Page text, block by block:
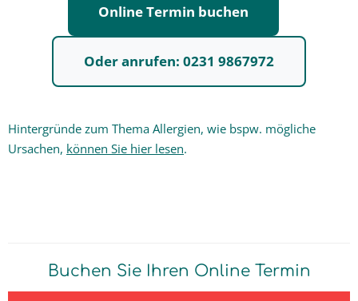
Online Termin buchen
Oder anrufen: 0231 9867972
Hintergründe zum Thema Allergien, wie bspw. mögliche
Ursachen, können Sie hier lesen.
Buchen Sie Ihren Online Termin